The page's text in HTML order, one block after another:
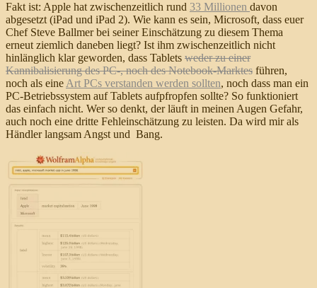
Fakt ist: Apple hat zwischenzeitlich rund 33 Millionen davon
abgesetzt (iPad und iPad 2). Wie kann es sein, Microsoft, dass euer
Chef Steve Ballmer bei seiner Einschätzung zu diesem Thema
erneut ziemlich daneben liegt? Ist ihm zwischenzeitlich nicht
hinlänglich klar geworden, dass Tablets weder zu einer
Kannibalisierung des PC-, noch des Notebook-Marktes führen,
noch als eine Art PCs verstanden werden sollten, noch dass man ein
PC-Betriebssystem auf Tablets aufpfropfen sollte? So funktioniert
das einfach nicht. Wer so denkt, der läuft in meinen Augen Gefahr,
auch noch eine dritte Fehleinschätzung zu leisten. Da wird mir als
Händler langsam Angst und Bang.